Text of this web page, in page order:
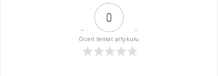
0
Oceń temat artykułu